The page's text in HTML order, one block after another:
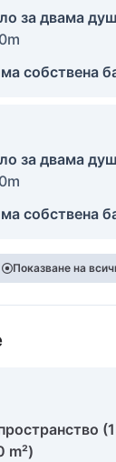
за двама
собствена
за двама
собствена
Показване на
m²)